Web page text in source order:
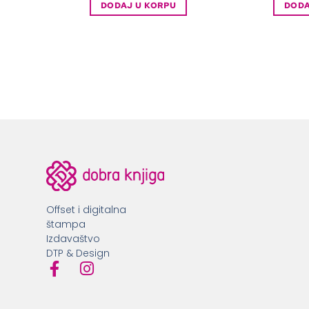
DODAJ U KORPU
Offset i digitalna
štampa
Izdavaštvo
DTP & Design